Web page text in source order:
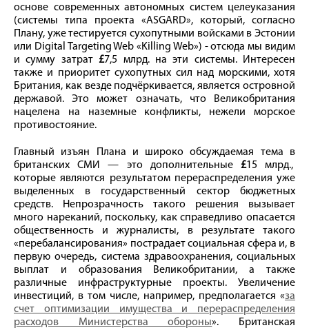
основе современных автономных систем целеуказания
(системы типа проекта «ASGARD», который, согласно
Плану, уже тестируется сухопутными войсками в Эстонии
или Digital Targeting Web «Killing Web») - отсюда мы видим
и сумму затрат£7,5 млрд. на эти системы. Интересен
также и приоритет сухопутных сил над морскими, хотя
Британия, как везде подчёркивается, является островной
державой. Это может означать, что Великобритания
нацелена на наземные конфликты, нежели морское
противостояние.
Главный изъян Плана и широко обсуждаемая тема в
британских СМИ — это дополнительные £15 млрд.,
которые являются результатом перераспределения уже
выделенных в государственный сектор бюджетных
средств. Непрозрачность такого решения вызывает
много нареканий, поскольку, как справедливо опасается
общественность и журналисты, в результате такого
«перебалансирования» пострадает социальная сфера и, в
первую очередь, система здравоохранения, социальных
выплат и образования Великобритании, а также
различные инфраструктурные проекты. Увеличение
инвестиций, в том числе, например, предполагается «за
счет оптимизации имущества и перераспределения
расходов Министерства обороны». Британская